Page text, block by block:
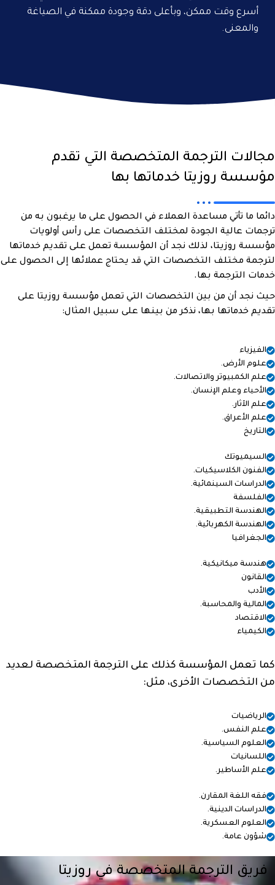
أسرع وقت ممكن، وبأعلى دقة وجودة ممكنة في الصياغة
والمعنى.
مجالات الترجمة المتخصصة التي تقدم
مؤسسة روزيتا خدماتها بها
دائما ما تأتي مساعدة العملاء في الحصول على ما يرغبون به من
ترجمات عالية الجودة لمختلف التخصصات على رأس أولويات
مؤسسة روزيتا، لذلك نجد أن المؤسسة تعمل على تقديم خدماتها
لترجمة مختلف التخصصات التي قد يحتاج عملائها إلى الحصول على
خدمات الترجمة بها.
حيث نجد أن من بين التخصصات التي تعمل مؤسسة روزيتا على
تقديم خدماتها بها، نذكر من بينها على سبيل المثال:
الفيزياء
علوم الأرض.
علم الكمبيوتر والاتصالات.
الأحياء وعلم الإنسان.
علم الآثار.
علم الأعراق.
التاريخ
السيميوتك
الفنون الكلاسيكيات.
الدراسات السينمائية.
الفلسفة
الهندسة التطبيقية.
الهندسة الكهربائية.
الجغرافيا
هندسة ميكانيكية.
القانون
الأدب
المالية والمحاسبة.
الاقتصاد
الكيمياء
كما تعمل المؤسسة كذلك على الترجمة المتخصصة لعديد
من التخصصات الأخرى، مثل:
الرياضيات
علم النفس.
العلوم السياسية.
اللسانيات
علم الأساطير.
فقه اللغة المقارن.
الدراسات الدينية.
العلوم العسكرية.
شؤون عامة.
فريق الترجمة المتخصصة في روزيتا